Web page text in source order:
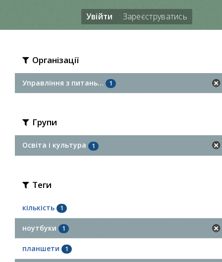
Увійти Зареєструватись
Організації
Управління з питань... 1
Групи
Освіта і культура 1
Теги
кількість 1
ноутбуки 1
планшети 1